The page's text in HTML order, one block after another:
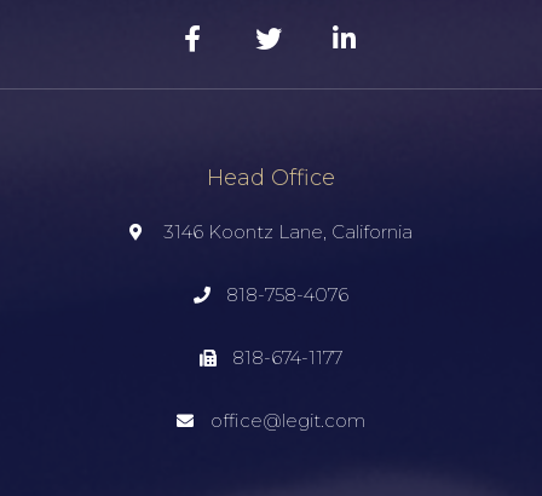
Head Office
3146 Koontz Lane, California
818-758-4076
818-674-1177
office@legit.com